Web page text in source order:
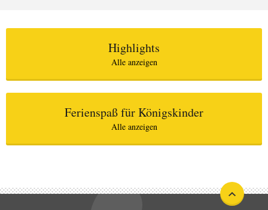
Highlights
Alle anzeigen
Ferienspaß für Königskinder
Alle anzeigen